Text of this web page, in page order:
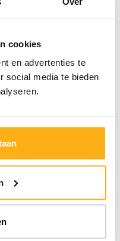
cookies
en advertenties te
social media te bieden
en ontdek ons 100%